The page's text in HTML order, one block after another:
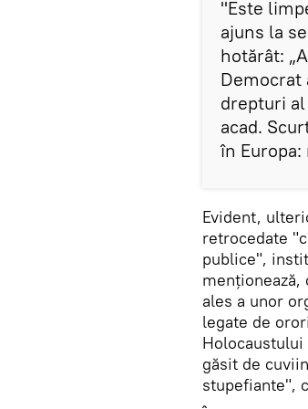
"Este
ajuns la
hotărât:
Democrat
drepturi
acad.
în
Evident,
retrocedate
publice",
menționează,
ales a unor
legate de
găsit de
stupefiante",